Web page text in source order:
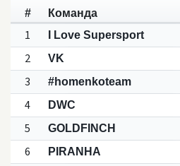
# Команда
1 I Love Supersport
2
VK
3
#homenkoteam
4
DWC
5
GOLDFINCH
6
PIRANHA